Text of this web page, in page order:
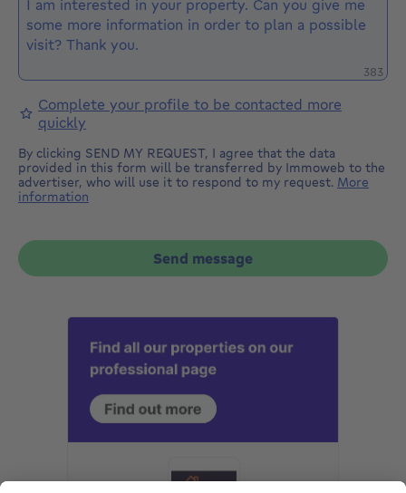
383
Complete your profile to be contacted more
quickly
By clicking SEND MY REQUEST, I agree that the data
provided in this form will be transferred by Immoweb to the
advertiser, who will use it to respond to my request. More
information
Send message